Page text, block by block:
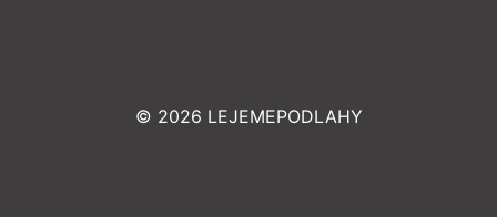
© 2026 LEJEMEPODLAHY